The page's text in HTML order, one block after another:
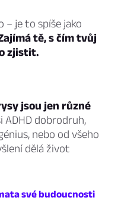
– je to spíše jako
tě, s čím tvůj
zjistit.
jsou jen různé
ADHD dobrodruh,
nebo od všeho
dělá život
své budoucnosti